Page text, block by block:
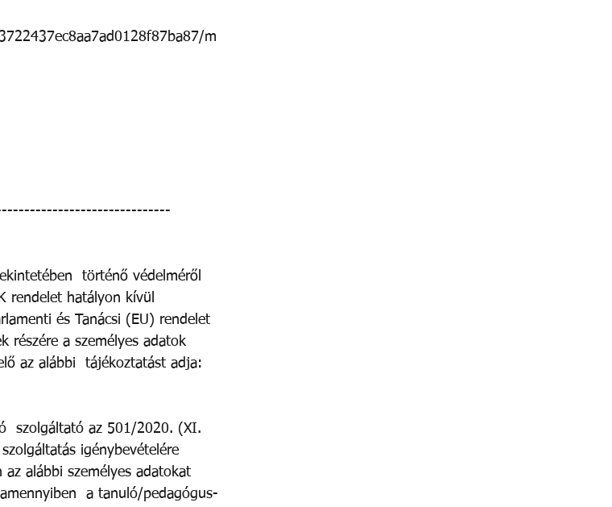
m
történő védelméről
rendelet hatályon kívül
és Tanácsi (EU) rendelet
részére a személyes adatok
az alábbi  tájékoztatást adja:
szolgáltató az 501/2020. (XI.
igénybevételére
alábbi személyes adatokat
a tanuló/pedagógus-